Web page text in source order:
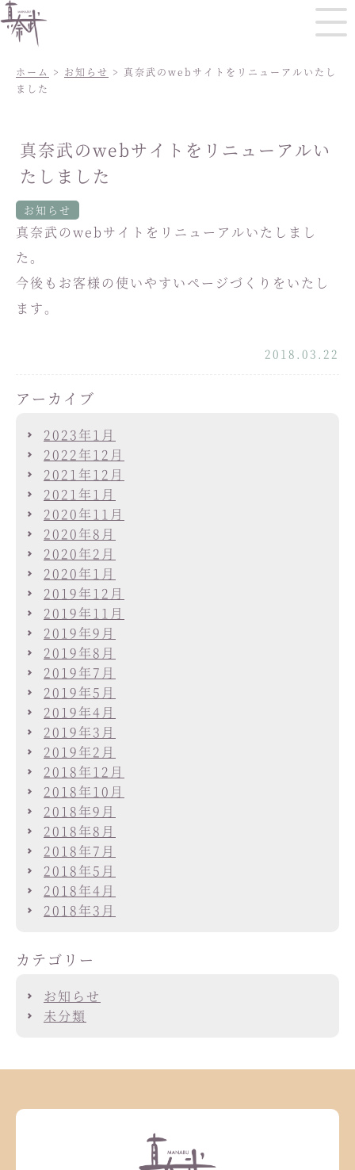
ホーム > お知らせ > 真奈武のwebサイトをリニューアルいたし
ました
真奈武のwebサイトをリニューアルい
たしました
お知らせ
真奈武のwebサイトをリニューアルいたしまし
た。
今後もお客様の使いやすいページづくりをいたし
ます。
2018.03.22
アーカイブ
2023年1月
2022年12月
2021年12月
2021年1月
2020年11月
2020年8月
2020年2月
2020年1月
2019年12月
2019年11月
2019年9月
2019年8月
2019年7月
2019年5月
2019年4月
2019年3月
2019年2月
2018年12月
2018年10月
2018年9月
2018年8月
2018年7月
2018年5月
2018年4月
2018年3月
カテゴリー
お知らせ
未分類